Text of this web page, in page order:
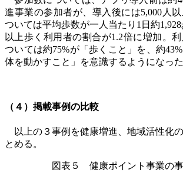
進事業の参加者が、導入後には5,000 人
ついては平均歩数が一人当たり 1 日約1,928
以上歩く利用者の割合が1.2倍に増加。
ついては約75%が「歩くこと」を、約43%
体を動かすこと」を意識するようになった
（４）掲載事例の比較
以上の３事例を健康増進、地域活性化
とめる。
図表５ 健康ポイント事業の